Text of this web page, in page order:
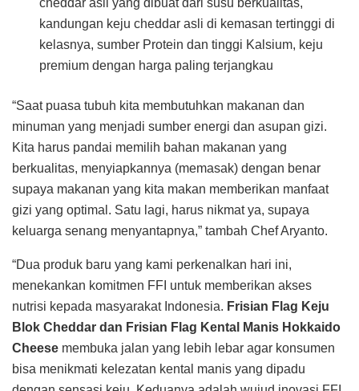
kandungan keju cheddar asli di kemasan tertinggi di
kelasnya, sumber Protein dan tinggi Kalsium, keju
premium dengan harga paling terjangkau
“Saat puasa tubuh kita membutuhkan makanan dan
minuman yang menjadi sumber energi dan asupan gizi.
Kita harus pandai memilih bahan makanan yang
berkualitas, menyiapkannya (memasak) dengan benar
supaya makanan yang kita makan memberikan manfaat
gizi yang optimal. Satu lagi, harus nikmat ya, supaya
keluarga senang menyantapnya,” tambah Chef Aryanto.
“Dua produk baru yang kami perkenalkan hari ini,
menekankan komitmen FFI untuk memberikan akses
nutrisi kepada masyarakat Indonesia. Frisian Flag Keju
Blok Cheddar dan Frisian Flag Kental Manis Hokkaido
Cheese membuka jalan yang lebih lebar agar konsumen
bisa menikmati kelezatan kental manis yang dipadu